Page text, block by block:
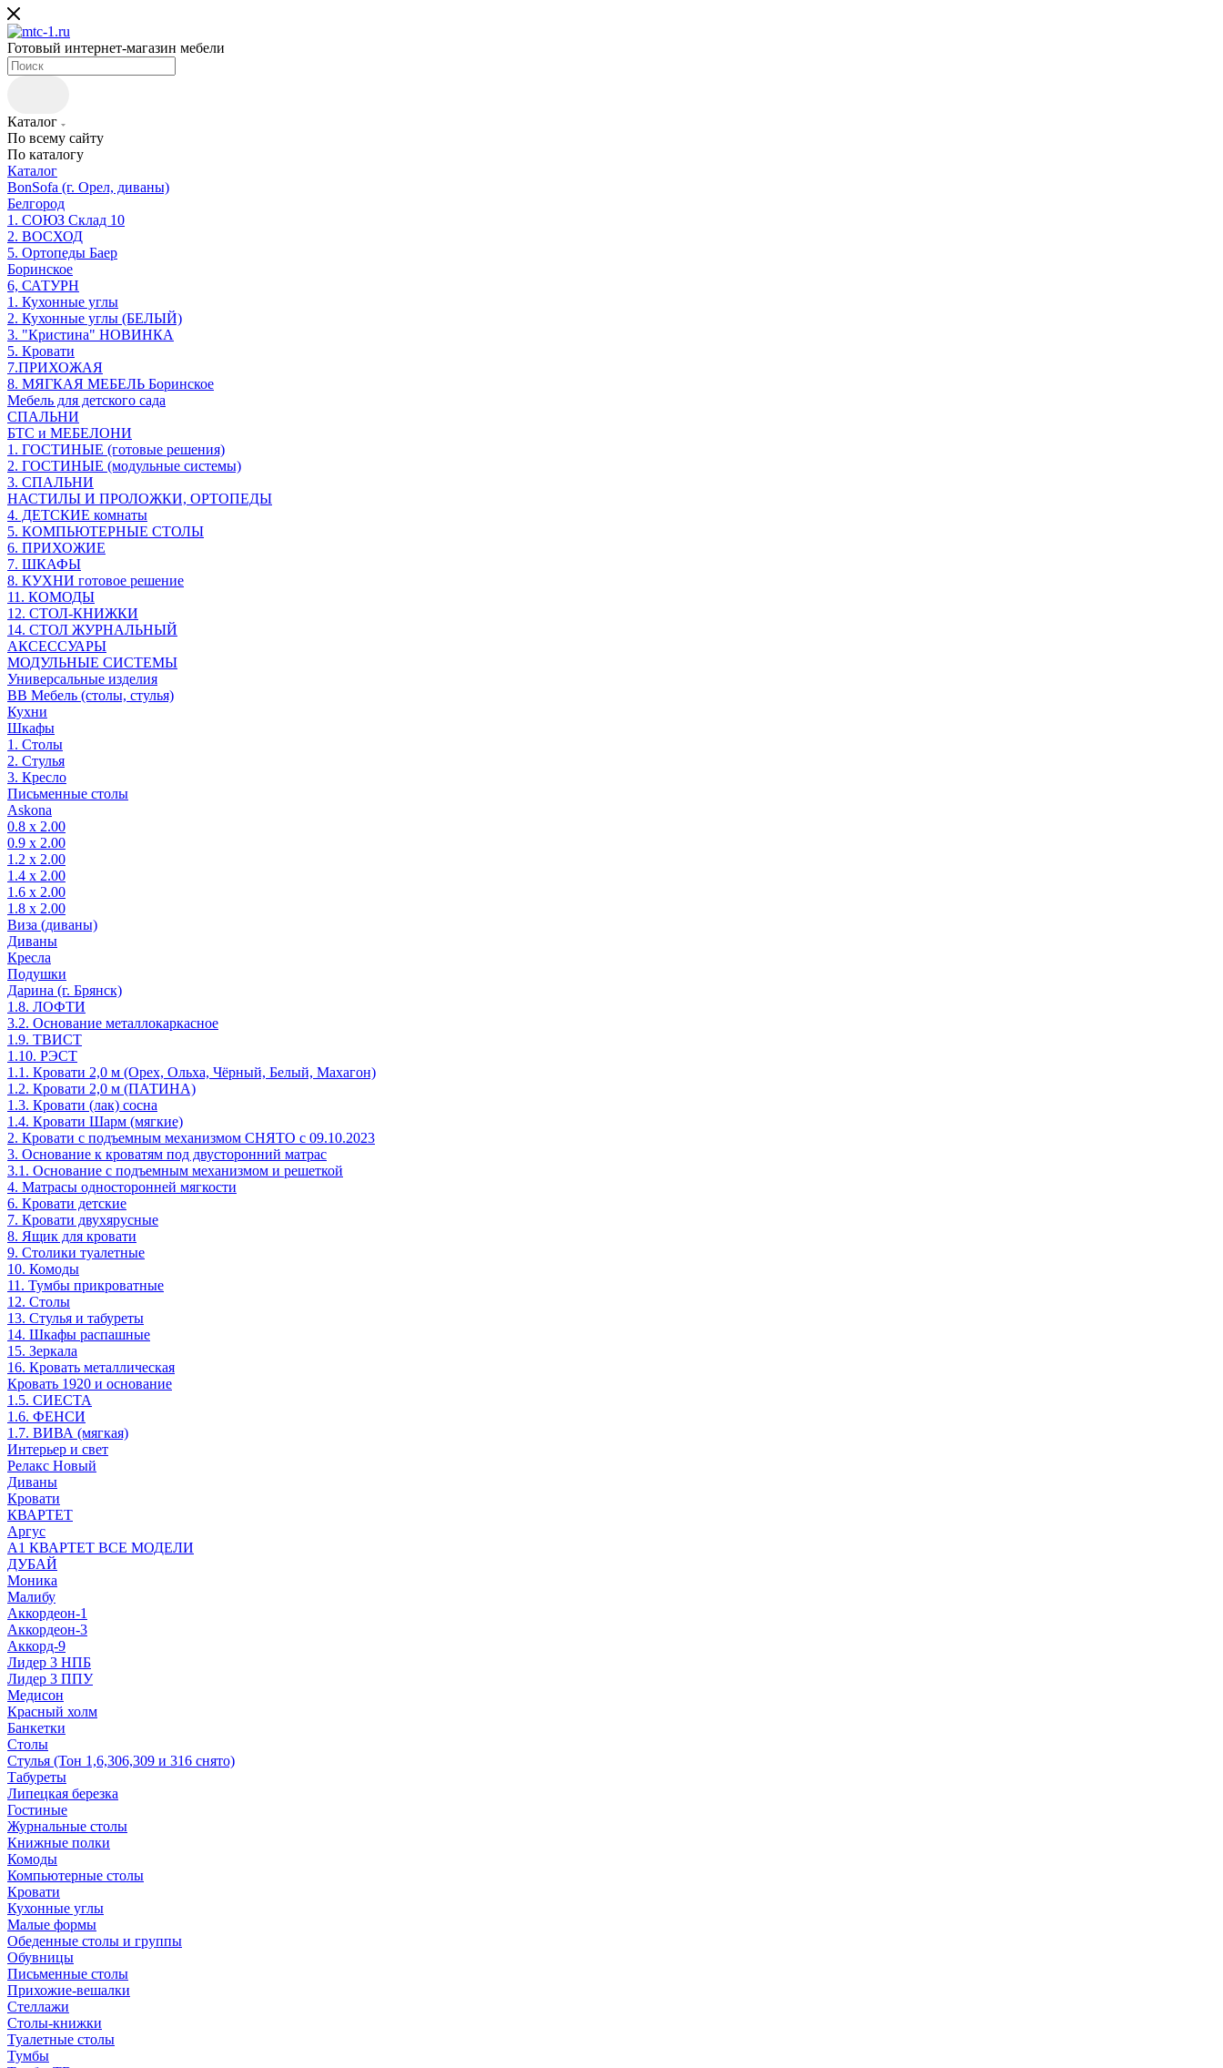
Готовый интернет-магазин мебели
Каталог
По всему сайту
По каталогу
Каталог
BonSofa (г. Орел, диваны)
Белгород
1. СОЮЗ Склад 10
2. ВОСХОД
5. Ортопеды Баер
Боринское
6, САТУРН
1. Кухонные углы
2. Кухонные углы (БЕЛЫЙ)
3. "Кристина" НОВИНКА
5. Кровати
7.ПРИХОЖАЯ
8. МЯГКАЯ МЕБЕЛЬ Боринское
Мебель для детского сада
СПАЛЬНИ
БТС и МЕБЕЛОНИ
1. ГОСТИНЫЕ (готовые решения)
2. ГОСТИНЫЕ (модульные системы)
3. СПАЛЬНИ
НАСТИЛЫ И ПРОЛОЖКИ, ОРТОПЕДЫ
4. ДЕТСКИЕ комнаты
5. КОМПЬЮТЕРНЫЕ СТОЛЫ
6. ПРИХОЖИЕ
7. ШКАФЫ
8. КУХНИ готовое решение
11. КОМОДЫ
12. СТОЛ-КНИЖКИ
14. СТОЛ ЖУРНАЛЬНЫЙ
АКСЕССУАРЫ
МОДУЛЬНЫЕ СИСТЕМЫ
Универсальные изделия
ВВ Мебель (столы, стулья)
Кухни
Шкафы
1. Столы
2. Стулья
3. Кресло
Письменные столы
Askona
0.8 х 2.00
0.9 х 2.00
1.2 х 2.00
1.4 х 2.00
1.6 х 2.00
1.8 х 2.00
Виза (диваны)
Диваны
Кресла
Подушки
Дарина (г. Брянск)
1.8. ЛОФТИ
3.2. Основание металлокаркасное
1.9. ТВИСТ
1.10. РЭСТ
1.1. Кровати 2,0 м (Орех, Ольха, Чёрный, Белый, Махагон)
1.2. Кровати 2,0 м (ПАТИНА)
1.3. Кровати (лак) сосна
1.4. Кровати Шарм (мягкие)
2. Кровати с подъемным механизмом СНЯТО с 09.10.2023
3. Основание к кроватям под двусторонний матрас
3.1. Основание с подъемным механизмом и решеткой
4. Матрасы односторонней мягкости
6. Кровати детские
7. Кровати двухярусные
8. Ящик для кровати
9. Столики туалетные
10. Комоды
11. Тумбы прикроватные
12. Столы
13. Стулья и табуреты
14. Шкафы распашные
15. Зеркала
16. Кровать металлическая
Кровать 1920 и основание
1.5. СИЕСТА
1.6. ФЕНСИ
1.7. ВИВА (мягкая)
Интерьер и свет
Релакс Новый
Диваны
Кровати
КВАРТЕТ
Аргус
А1 КВАРТЕТ ВСЕ МОДЕЛИ
ДУБАЙ
Моника
Малибу
Аккордеон-1
Аккордеон-3
Аккорд-9
Лидер 3 НПБ
Лидер 3 ППУ
Медисон
Красный холм
Банкетки
Столы
Стулья (Тон 1,6,306,309 и 316 снято)
Табуреты
Липецкая березка
Гостиные
Журнальные столы
Книжные полки
Комоды
Компьютерные столы
Кровати
Кухонные углы
Малые формы
Обеденные столы и группы
Обувницы
Письменные столы
Прихожие-вешалки
Стеллажи
Столы-книжки
Туалетные столы
Тумбы